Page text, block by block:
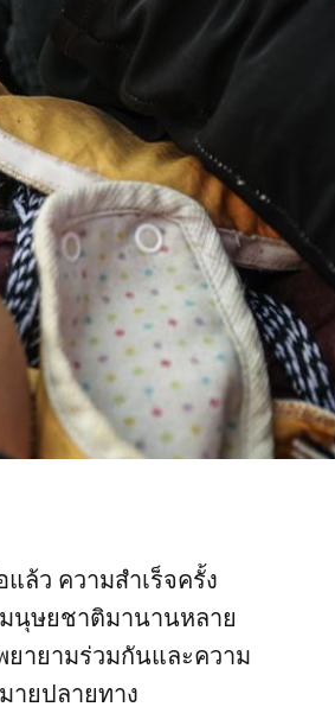
ล้ว ความสำเร็จครั้ง
นุษยชาติมานานหลาย
ายามร่วมกันและความ
ายปลายทาง